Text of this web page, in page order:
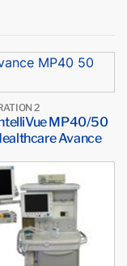
2
MP40/50
Avance